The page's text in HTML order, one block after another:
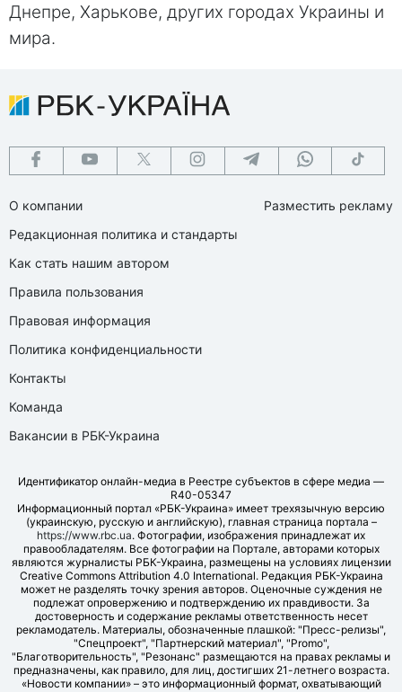
Днепре, Харькове, других городах Украины и
мира.
О компании
Редакционная политика и стандарты
Как стать нашим автором
Правила пользования
Правовая информация
Политика конфиденциальности
Контакты
Команда
Вакансии в РБК-Украина
Разместить рекламу
Идентификатор онлайн-медиа в Реестре субъектов в сфере медиа —
R40-05347
Информационный портал «РБК-Украина» имеет трехязычную версию
(украинскую, русскую и английскую), главная страница портала –
https://www.rbc.ua. Фотографии, изображения принадлежат их
правообладателям. Все фотографии на Портале, авторами которых
являются журналисты РБК-Украина, размещены на условиях лицензии
Creative Commons Attribution 4.0 International. Редакция РБК-Украина
может не разделять точку зрения авторов. Оценочные суждения не
подлежат опровержению и подтверждению их правдивости. За
достоверность и содержание рекламы ответственность несет
рекламодатель. Материалы, обозначенные плашкой: "Пресс-релизы",
"Спецпроект", "Партнерский материал", "Promo",
"Благотворительность", "Резонанс" размещаются на правах рекламы и
предназначены, как правило, для лиц, достигших 21-летнего возраста.
«Новости компании» – это информационный формат, охватывающий